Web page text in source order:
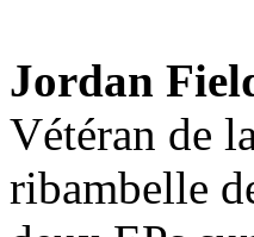
Jordan
Vétéran de
ribambelle